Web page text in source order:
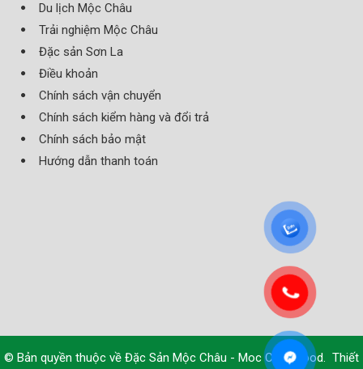
Du lịch Mộc Châu
Trải nghiệm Mộc Châu
Đặc sản Sơn La
Điều khoản
Chính sách vận chuyển
Chính sách kiểm hàng và đổi trả
Chính sách bảo mật
Hướng dẫn thanh toán
© Bản quyền thuộc về Đặc Sản Mộc Châu - Moc Chau Food. Thiết